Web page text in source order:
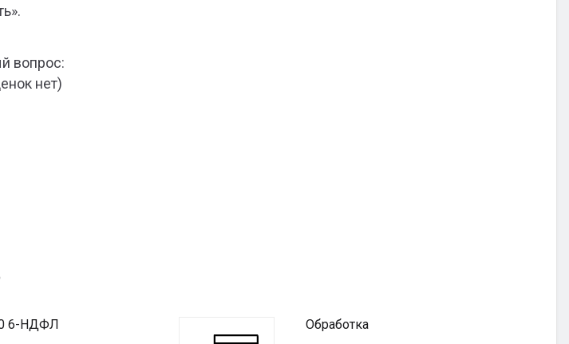
вопрос:
нет)
6-НДФЛ Обработка